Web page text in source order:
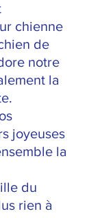
chienne
de
notre
la
joyeuses
la
du
rien à